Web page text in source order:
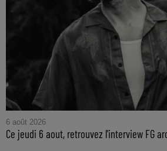
6 août 2026
Ce jeudi 6 aout, retrouvez l'interview FG